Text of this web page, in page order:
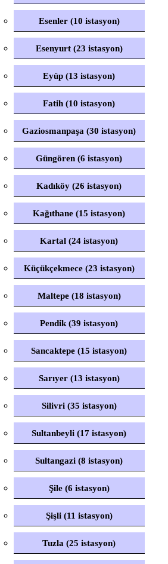
Esenler (10 istasyon)
Esenyurt (23 istasyon)
Eyüp (13 istasyon)
Fatih (10 istasyon)
Gaziosmanpaşa (30 istasyon)
Güngören (6 istasyon)
Kadıköy (26 istasyon)
Kağıthane (15 istasyon)
Kartal (24 istasyon)
Küçükçekmece (23 istasyon)
Maltepe (18 istasyon)
Pendik (39 istasyon)
Sancaktepe (15 istasyon)
Sarıyer (13 istasyon)
Silivri (35 istasyon)
Sultanbeyli (17 istasyon)
Sultangazi (8 istasyon)
Şile (6 istasyon)
Şişli (11 istasyon)
Tuzla (25 istasyon)